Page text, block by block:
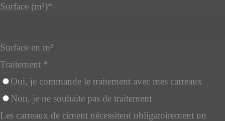
Surface (m²)*
Surface en m²
Traitement *
Oui, je commande le traitement avec mes carreaux
Non, je ne souhaite pas de traitement
Les carreaux de ciment nécessitent obligatoirement un